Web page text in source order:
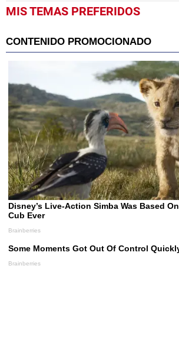
MIS TEMAS PREFERIDOS